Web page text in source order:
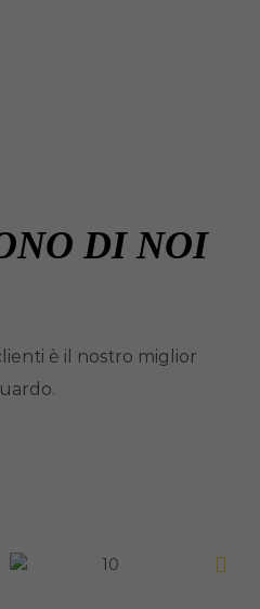
DI NOI
è il nostro miglior